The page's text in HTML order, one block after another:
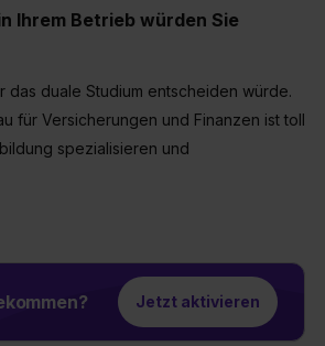
Ihrem Betrieb würden Sie
das duale Studium entscheiden würde.
für Versicherungen und Finanzen ist toll
spezialisieren und
Jetzt aktivieren